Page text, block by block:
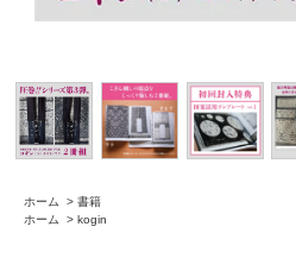
ホーム > 書籍
ホーム
> kogin